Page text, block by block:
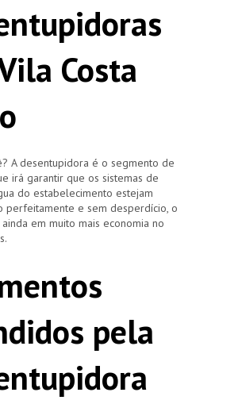
Costa
A desentupidora é o segmento de
irá garantir que os sistemas de
do estabelecimento estejam
perfeitamente e sem desperdício, o
em muito mais economia no
pela